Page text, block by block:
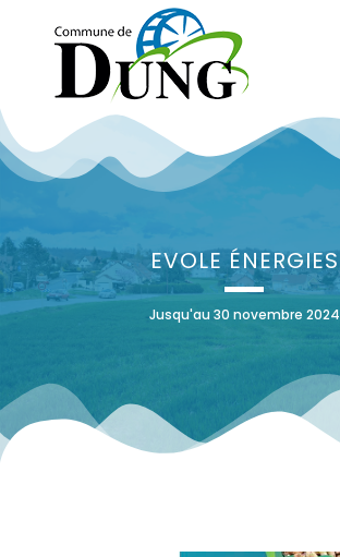
EVOLE ÉNERGIES
Jusqu'au 30 novembre 2024